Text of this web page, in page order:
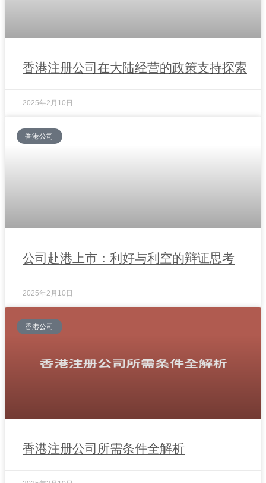
香港注册公司在大陆经营的政策支持探索
2025年2月10日
香港公司
公司赴港上市：利好与利空的辩证思考
2025年2月10日
香港公司
香港注册公司所需条件全解析